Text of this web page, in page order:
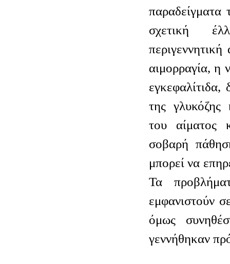
παραδείγματα
σχετική
αιμορραγία, η
εγκεφαλίτιδα,
της γλυκόζης
του αίματος
σοβαρή
μπορεί να
Τα
εμφανιστούν
όμως
γεννήθηκαν